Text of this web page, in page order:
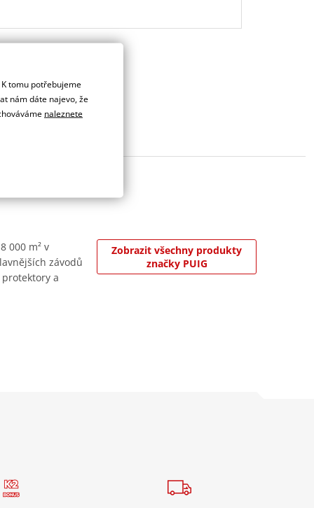
000 m² v
závodů
a
Zobrazit všechny produkty
značky PUIG
tomu potřebujeme
nám dáte najevo, že
naleznete